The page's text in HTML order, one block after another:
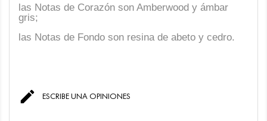
las Notas de Corazón son Amberwood y ámbar
gris;
las Notas de Fondo son resina de abeto y cedro.
 ESCRIBE UNA OPINIONES